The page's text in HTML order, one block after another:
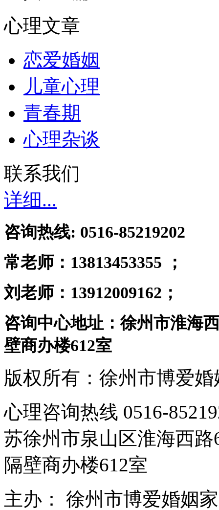
心理文章
恋爱婚姻
儿童心理
青春期
心理杂谈
联系我们
详细...
咨询热线: 0516-85219202
常老师： 13813453355 ；
刘老师：13912009162；
咨询中心地址：徐州市淮海
壁商办楼612室
版权所有：徐州市博爱
心理咨询热线 0516-
苏徐州市泉山区淮海西
隔壁商办楼612室
主办： 徐州市博爱婚姻